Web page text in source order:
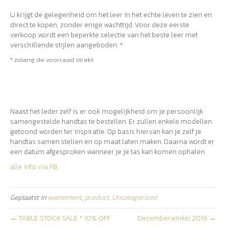
U krijgt de gelegenheid om het leer in het echte leven te zien en
direct te kopen, zonder enige wachttijd. Voor deze eerste
verkoop wordt een beperkte selectie van het beste leer met
verschillende stijlen aangeboden. *
* zolang de voorraad strekt
Naast het leder zelf is er ook mogelijkheid om je persoonlijk
samengestelde handtas te bestellen. Er zullen enkele modellen
getoond worden ter inspiratie. Op basis hiervan kan je zelf je
handtas samen stellen en op maat laten maken. Daarna wordt er
een datum afgesproken wanneer je je tas kan komen ophalen.
alle info via FB
Geplaatst inevenement, product, Uncategorized
← TABLE STOCK SALE * 10% OFF
Decemberwinkel 2019 →